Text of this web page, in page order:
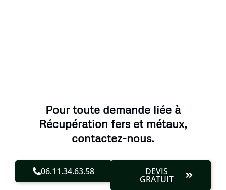
Pour toute demande liée à
Récupération fers et métaux,
contactez-nous.
06.11.34.63.58 DEVIS
GRATUIT